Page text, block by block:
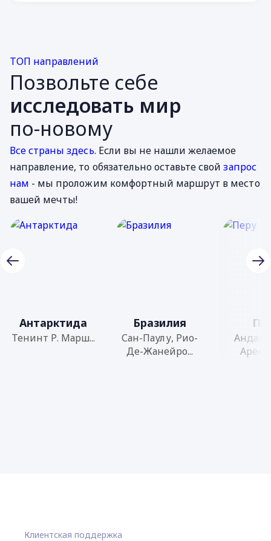
ТОП направлений
Позвольте себе
исследовать мир
по-новому
Все страны здесь. Если вы не нашли желаемое
направление, то обязательно оставьте свойзапрос
нам - мы проложим комфортный маршрут в место
вашей мечты!
Антарктида
Тенинт Р. Марш...
Бразилия
Сан-Паулу, Рио-
Де-Жанейро...
Клиентская поддержка